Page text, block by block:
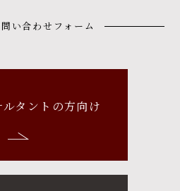
い合わせフォーム
タントの方向け